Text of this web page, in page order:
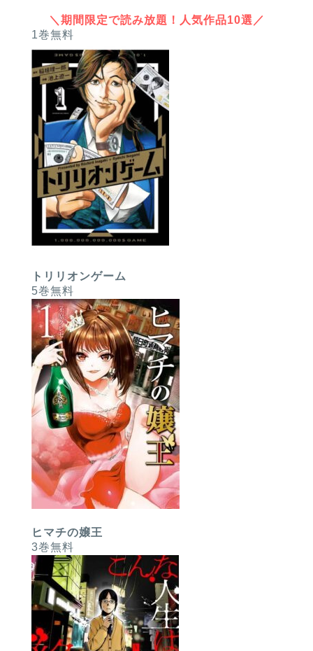
＼期間限定で読み放題！人気作品10選／
1巻無料
トリリオンゲーム
5巻無料
ヒマチの嬢王
3巻無料